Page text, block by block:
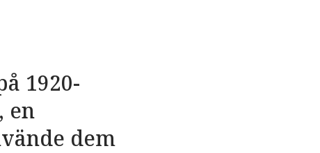
1920-
en
dem